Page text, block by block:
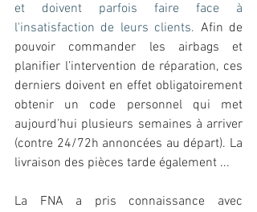
et doivent parfois faire face à
l'insatisfaction de leurs clients. Afin de
pouvoir commander les airbags et
planifier l’intervention de réparation, ces
derniers doivent en effet obligatoirement
obtenir un code personnel qui met
aujourd’hui plusieurs semaines à arriver
(contre 24/72h annoncées au départ). La
livraison des pièces tarde également ...
La FNA a pris connaissance avec